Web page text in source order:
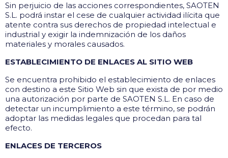
Sin perjuicio de las acciones correspondientes, SAOTEN
S.L. podrá instar el cese de cualquier actividad ilícita que
atente contra sus derechos de propiedad intelectual e
industrial y exigir la indemnización de los daños
materiales y morales causados.
ESTABLECIMIENTO DE ENLACES AL SITIO WEB
Se encuentra prohibido el establecimiento de enlaces
con destino a este Sitio Web sin que exista de por medio
una autorización por parte de SAOTEN S.L. En caso de
detectar un incumplimiento a este término, se podrán
adoptar las medidas legales que procedan para tal
efecto.
ENLACES DE TERCEROS